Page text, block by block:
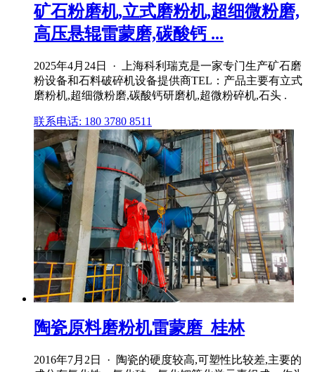
矿石粉磨机,立式磨粉机,超细微粉磨,
高压悬辊雷蒙磨,碳酸钙 ...
2025年4月24日 · 上海科利瑞克是一家专门生产矿石磨
粉设备和石料破碎机设备提供商TEL：产品主要有立式
磨粉机,超细微粉磨,碳酸钙研磨机,超微粉碎机,石头 .
联系电话: 180 3780 8511
陶瓷原料磨粉机雷蒙磨_桂林
2016年7月2日 · 陶瓷的硬度较高,可塑性比较差,主要的